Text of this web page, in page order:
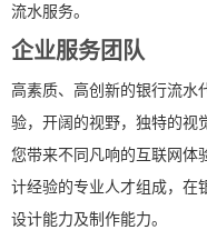
流水服务。
企业服务团队
高素质、高创新的银行流水
验，开阔的视野，独特的视
您带来不同凡响的互联网体
计经验的专业人才组成，在
设计能力及制作能力。